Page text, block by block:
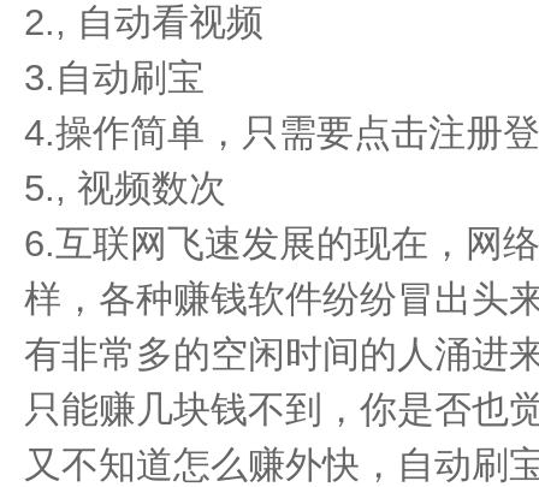
2., 自动看视频
3.自动刷宝
4.操作简单，只需要点击注册
5., 视频数次
6.互联网飞速发展的现在，网
样，各种赚钱软件纷纷冒出头
有非常多的空闲时间的人涌进
只能赚几块钱不到，你是否也
又不知道怎么赚外快，自动刷